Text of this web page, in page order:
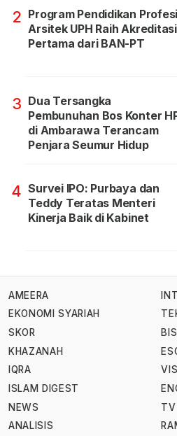
2 Program Pendidikan Profesi
Arsitek UPH Raih Akreditasi
Pertama dari BAN-PT
3 Dua Tersangka
Pembunuhan Bos Konter
di Ambarawa Terancam
Penjara Seumur Hidup
4 Survei IPO: Purbaya dan
Teddy Teratas Menteri
Kinerja Baik di Kabinet
AMEERA
EKONOMI SYARIAH
SKOR
KHAZANAH
IQRA
ISLAM DIGEST
NEWS
ANALISIS
TV